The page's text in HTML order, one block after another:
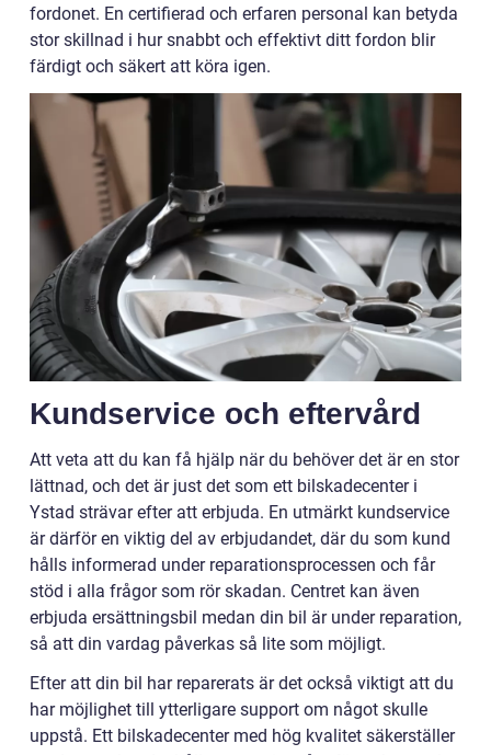
fordonet. En certifierad och erfaren personal kan betyda
stor skillnad i hur snabbt och effektivt ditt fordon blir
färdigt och säkert att köra igen.
Kundservice och eftervård
Att veta att du kan få hjälp när du behöver det är en stor
lättnad, och det är just det som ett bilskadecenter i
Ystad strävar efter att erbjuda. En utmärkt kundservice
är därför en viktig del av erbjudandet, där du som kund
hålls informerad under reparationsprocessen och får
stöd i alla frågor som rör skadan. Centret kan även
erbjuda ersättningsbil medan din bil är under reparation,
så att din vardag påverkas så lite som möjligt.
Efter att din bil har reparerats är det också viktigt att du
har möjlighet till ytterligare support om något skulle
uppstå. Ett bilskadecenter med hög kvalitet säkerställer